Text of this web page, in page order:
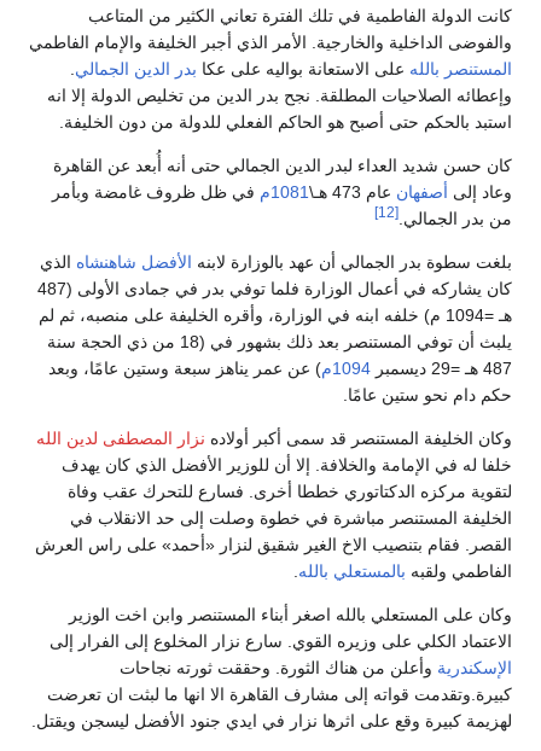
الدولة الفاطمية في تلك الفترة تعاني الكثير من المتاعب
الداخلية والخارجية. الأمر الذي أجبر الخليفة والإمام الفاطمي
بالله على الاستعانة بواليه على عكا بدر الدين الجمالي.
الصلاحيات المطلقة. نجح بدر الدين من تخليص الدولة إلا انه
بالحكم حتى أصبح هو الحاكم الفعلي للدولة من دون الخليفة.
حسن شديد العداء لبدر الدين الجمالي حتى أنه أُبعد عن القاهرة
إلى أصفهانعام 473 هـ\ 1081م في ظل ظروف غامضة وبأمر
بدر الجمالي.
سطوة بدر الجمالي أن عهد بالوزارة لابنه الأفضل شاهنشاهالذي
كان يشاركه في أعمال الوزارة فلما توفي بدر في جمادى الأولى (487
هـ =1094 م) خلفه ابنه في الوزارة، وأقره الخليفة على منصبه، ثم لم
يلبث أن توفي المستنصر بعد ذلك بشهور في (18 من ذي الحجة سنة
1094م ) عن عمر يناهز سبعة وستين عامًا، وبعد
دام نحو ستين عامًا.
الخليفة المستنصر قد سمى أكبر أولادهنزار المصطفى لدين الله
له في الإمامة والخلافة. إلا أن للوزير الأفضل الذي كان يهدف
مركزه الدكتاتوري خططا أخرى. فسارع للتحرك عقب وفاة
المستنصر مباشرة في خطوة وصلت إلى حد الانقلاب في
فقام بتنصيب الاخ الغير شقيق لنزار «أحمد» على راس العرش
ولقبهبالمستعلي بالله
على المستعلي بالله اصغر أبناء المستنصر وابن اخت الوزير
الكلي على وزيره القوي. سارع نزار المخلوع إلى الفرار إلى
وأعلن من هناك الثورة. وحققت ثورته نجاحات
قواته إلى مشارف القاهرة الا انها ما لبثت ان تعرضت
كبيرة وقع على اثرها نزار في ايدي جنود الأفضل ليسجن ويقتل.